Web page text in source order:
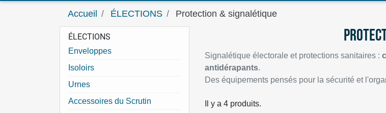
Accueil ÉLECTIONS Protection & signalétique
ÉLECTIONS
Enveloppes
Isoloirs
Urnes
Accessoires du Scrutin
Signalétique électorale et protections sanitaires :
antidérapants.
Des équipements pensés pour la sécurité et
Il y a 4 produits.